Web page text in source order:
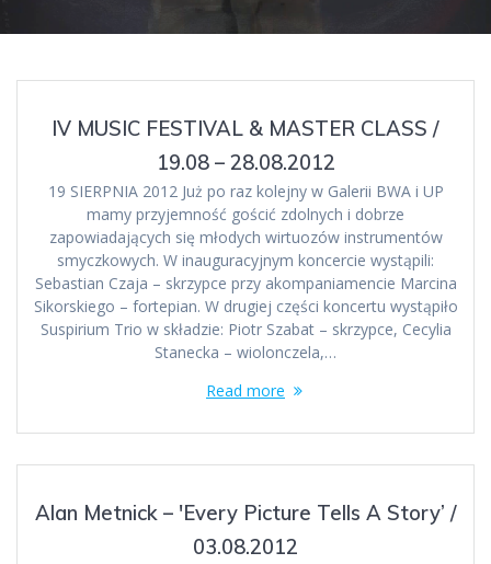
IV MUSIC FESTIVAL & MASTER CLASS /
19.08 – 28.08.2012
19 SIERPNIA 2012 Już po raz kolejny w Galerii BWA i UP
mamy przyjemność gościć zdolnych i dobrze
zapowiadających się młodych wirtuozów instrumentów
smyczkowych. W inauguracyjnym koncercie wystąpili:
Sebastian Czaja – skrzypce przy akompaniamencie Marcina
Sikorskiego – fortepian. W drugiej części koncertu wystąpiło
Suspirium Trio w składzie: Piotr Szabat – skrzypce, Cecylia
Stanecka – wiolonczela,…
Read more
Alan Metnick – 'Every Picture Tells A Story’ /
03.08.2012